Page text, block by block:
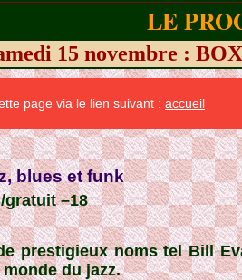
LE
15 novembre :
page via le lien suivant : accueil
blues et funk
gratuit –18
prestigieux noms tel Bill
du jazz.